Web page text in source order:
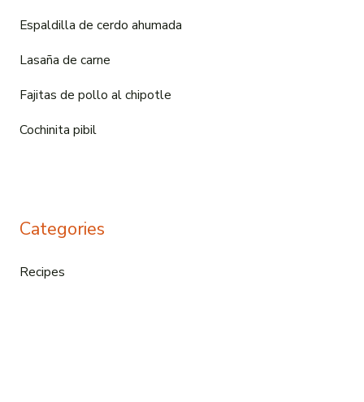
Espaldilla de cerdo ahumada
Lasaña de carne
Fajitas de pollo al chipotle
Cochinita pibil
Categories
Recipes